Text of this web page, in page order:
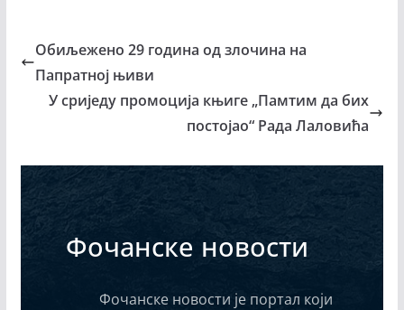
Обиљежено 29 година од злочина на
Папратној њиви
У сриједу промоција књиге „Памтим да бих
постојао“ Рада Лаловића
Фочанске новости
Фочанске новости је портал који